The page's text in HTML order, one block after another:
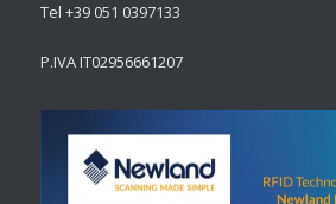
Tel +39 051 0397133
P.IVA IT02956661207